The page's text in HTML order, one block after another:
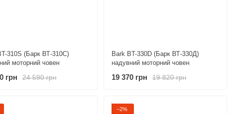
310S (Барк ВТ-310С)
моторний човен
24 590 грн
грн
Bark BT-330D (Барк ВТ-330Д)
надувний моторний човен
19 820 грн
19 370 грн
−2%